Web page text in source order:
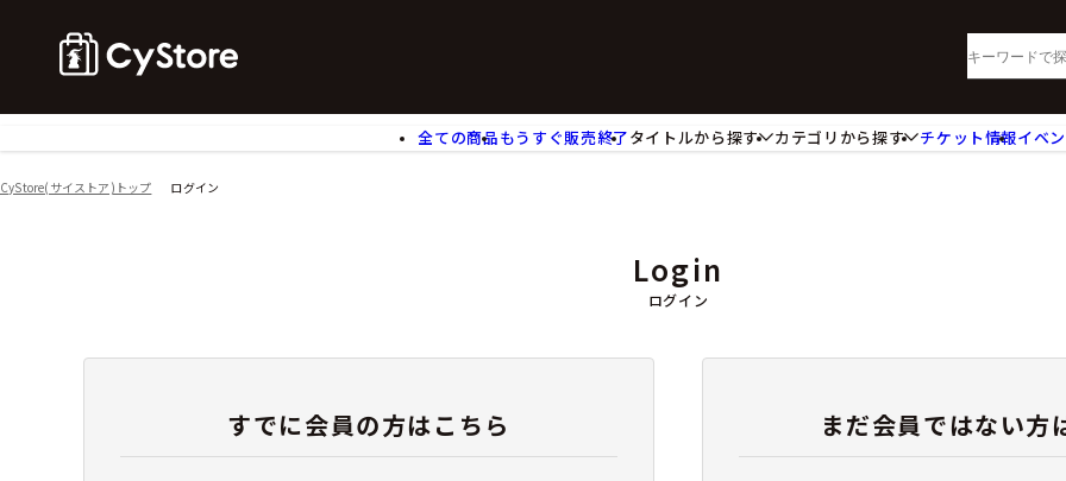
全ての商品もうすぐ販売終了タイトルから探す
カテゴリから探す
アクリルスタンド
ブレードホルダー
文具
書籍 コミック・小説
チケット情報イベ
CyStore(サイストア)トップ ログイン
ログイン
Login
すでに会員の方はこちら まだ会員ではない方